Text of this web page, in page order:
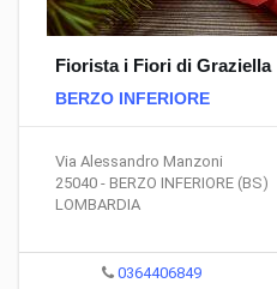
Fiorista i Fiori di Graziella
BERZO INFERIORE
Via Alessandro Manzoni
25040 - BERZO INFERIORE (BS)
LOMBARDIA
0364406849